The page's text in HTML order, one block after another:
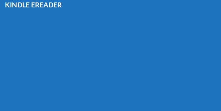
KINDLE EREADER